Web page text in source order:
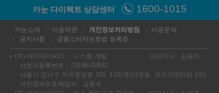
Hybrid (4인승)
347,870,000원
2026년형 가솔린 4.0 GTS (개소세 30% 인하, 소화기 비치)
카눈 다이렉트 상담센터 1600-1015
카눈소개 이용약관 개인정보처리방침
이용문의
공지사항
금융소비자보호법 등록증
(주) 에이아이씨티 시스템 개발
대표이사 : 김용주
사업자등록번호 : 720-86-00942
서울시 강서구 마곡중앙로 165, 1102호(마곡동, 프라이빗타워 1차)
개인정보보호책임자 : 김용주